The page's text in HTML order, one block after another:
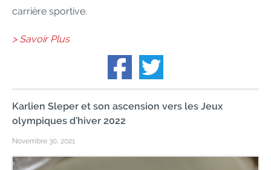
carrière sportive.
> Savoir Plus
Karlien Sleper et son ascension vers les Jeux
olympiques d’hiver 2022
Novembre 30, 2021